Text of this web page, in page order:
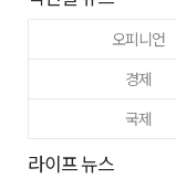
오피니언
경제
국제
라이프 뉴스